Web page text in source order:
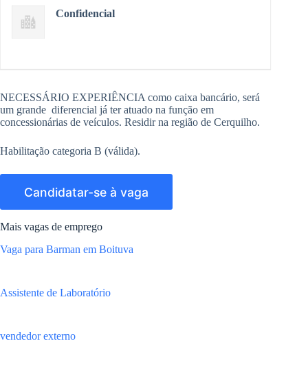
Confidencial
NECESSÁRIO EXPERIÊNCIA como caixa bancário, será
um grande diferencial já ter atuado na função em
concessionárias de veículos. Residir na região de Cerquilho.
Habilitação categoria B (válida).
Mais vagas de emprego
Vaga para Barman em Boituva
Assistente de Laboratório
vendedor externo